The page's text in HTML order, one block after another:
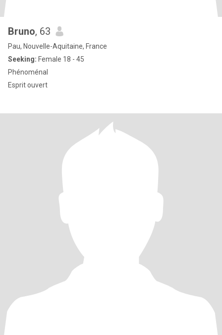
Bruno, 63
Pau, Nouvelle-Aquitaine, France
Seeking: Female 18 - 45
Phénoménal
Esprit ouvert